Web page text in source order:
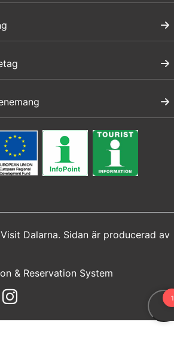
Dalarna. Sidan är producerad av
& Reservation System
(opens in a new
(opens in a new
(opens in a
Instagram (opens